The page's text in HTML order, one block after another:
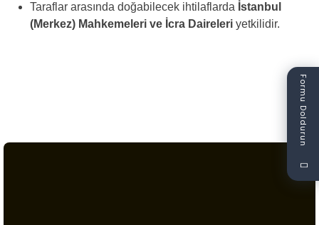
Taraflar arasında doğabilecek ihtilaflarda İstanbul
(Merkez) Mahkemeleri ve İcra Daireleri yetkilidir.
Formu Doldurun